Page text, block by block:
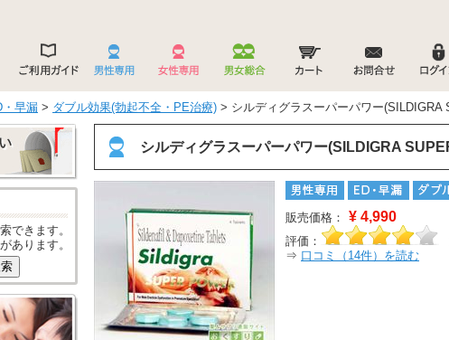
・早漏 > ダブル効果(勃起不全・PE治療) > シルディグラスーパーパワー(SILDIGRA
シルディグラスーパーパワー(SILDIGRA
販売価格： ¥ 4,990
評価：
⇒ 口コミ（ 14件）を読む
できます。
あります。